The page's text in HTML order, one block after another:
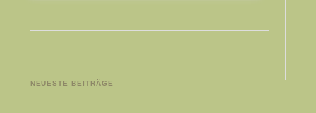
NEUESTE BEITRÄGE